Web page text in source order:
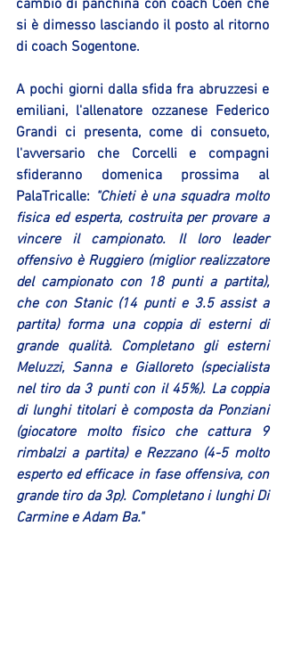
cambio di panchina con coach Coen che
si è dimesso lasciando il posto al ritorno
di coach Sogentone.
A pochi giorni dalla sfida fra abruzzesi e
emiliani, l'allenatore ozzanese Federico
Grandi ci presenta, come di consueto,
l'avversario che Corcelli e compagni
sfideranno domenica prossima al
PalaTricalle: "Chieti è una squadra molto
fisica ed esperta, costruita per provare a
vincere il campionato. Il loro leader
offensivo è Ruggiero (miglior realizzatore
del campionato con 18 punti a partita),
che con Stanic (14 punti e 3.5 assist a
partita) forma una coppia di esterni di
grande qualità. Completano gli esterni
Meluzzi, Sanna e Gialloreto (specialista
nel tiro da 3 punti con il 45%). La coppia
di lunghi titolari è composta da Ponziani
(giocatore molto fisico che cattura 9
rimbalzi a partita) e Rezzano (4-5 molto
esperto ed efficace in fase offensiva, con
grande tiro da 3p). Completano i lunghi Di
Carmine e Adam Ba."